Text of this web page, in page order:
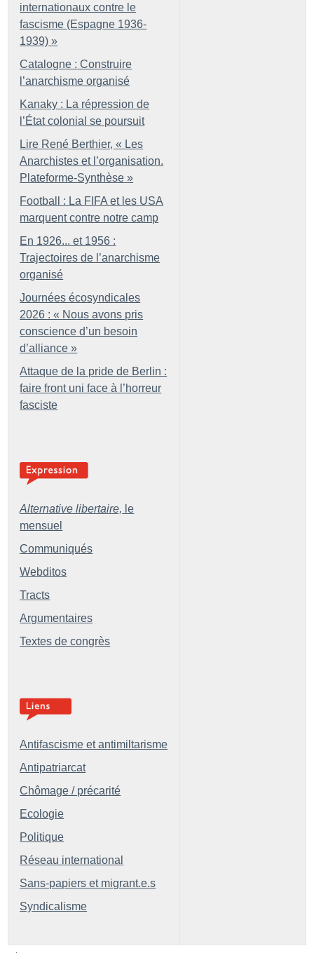
internationaux contre le
fascisme (Espagne 1936-
1939) »
Catalogne : Construire
l’anarchisme organisé
Kanaky : La répression de
l’État colonial se poursuit
Lire René Berthier, « Les
Anarchistes et l’organisation.
Plateforme-Synthèse »
Football : La FIFA et les USA
marquent contre notre camp
En 1926... et 1956 :
Trajectoires de l’anarchisme
organisé
Journées écosyndicales
2026 : « Nous avons pris
conscience d’un besoin
d’alliance »
Attaque de la pride de Berlin :
faire front uni face à l’horreur
fasciste
Alternative libertaire, le
mensuel
Communiqués
Webditos
Tracts
Argumentaires
Textes de congrès
Antifascisme et antimiltarisme
Antipatriarcat
Chômage / précarité
Ecologie
Politique
Réseau international
Sans-papiers et migrant.e.s
Syndicalisme